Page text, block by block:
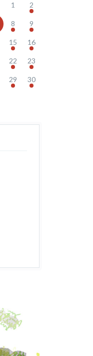
1 2
8 9
15 16
22 23
29 30